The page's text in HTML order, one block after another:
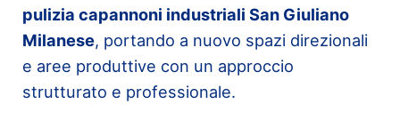
pulizia capannoni industriali San Giuliano
Milanese, portando a nuovo spazi direzionali
e aree produttive con un approccio
strutturato e professionale.